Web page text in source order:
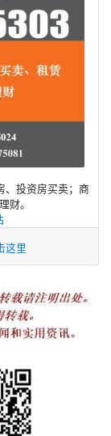
、投资房买卖；商
财。
这里